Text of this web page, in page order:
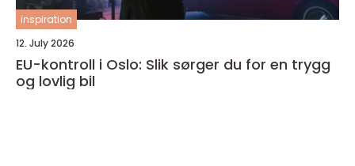
inspiration
12. July 2026
EU-kontroll i Oslo: Slik sørger du for en trygg
og lovlig bil